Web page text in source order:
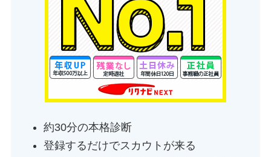
約30分の本格診断
登録するだけでスカウトが来る